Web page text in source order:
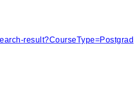
result?CourseType=Postgrad